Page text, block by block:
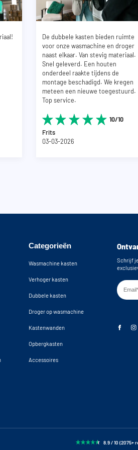
De dubbele kasten bieden ruimte
voor onze wasmachine en droger
naast elkaar. Van stevig materiaal.
Snel geleverd. Een houten
onderdeel raakte tijdens de
montage beschadigd. We kregen
meteen een nieuwe toegestuurd.
Top service.
10/10
Frits
03-03-2026
Categorieën
Wasmachine kasten
Verhoger kasten
Dubbele kasten
Droger op wasmachine
Kastenwanden
Opbergkasten
Accessoires
Schrijf
8.9 / 10 (2075+